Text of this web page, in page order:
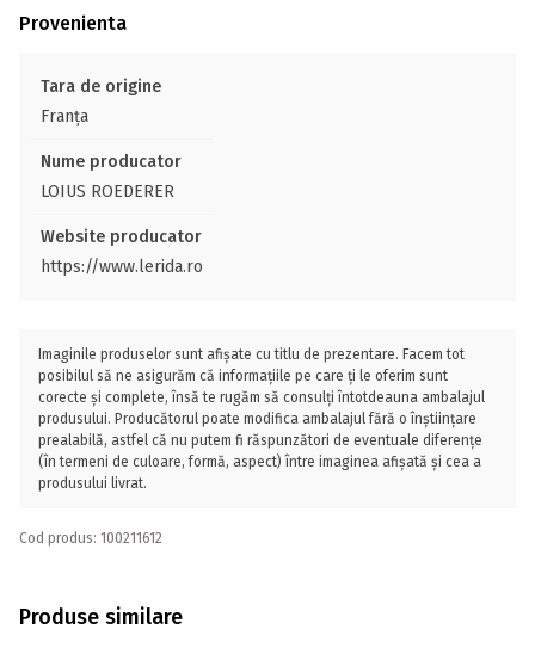
Provenienta
Tara de origine
Franţa
Nume producator
LOIUS ROEDERER
Website producator
https://www.lerida.ro
Imaginile produselor sunt afișate cu titlu de prezentare. Facem tot
posibilul să ne asigurăm că informațiile pe care ți le oferim sunt
corecte și complete, însă te rugăm să consulți întotdeauna ambalajul
produsului. Producătorul poate modifica ambalajul fără o înștiințare
prealabilă, astfel că nu putem fi răspunzători de eventuale diferențe
(în termeni de culoare, formă, aspect) între imaginea afișată și cea a
produsului livrat.
Cod produs: 100211612
Produse similare